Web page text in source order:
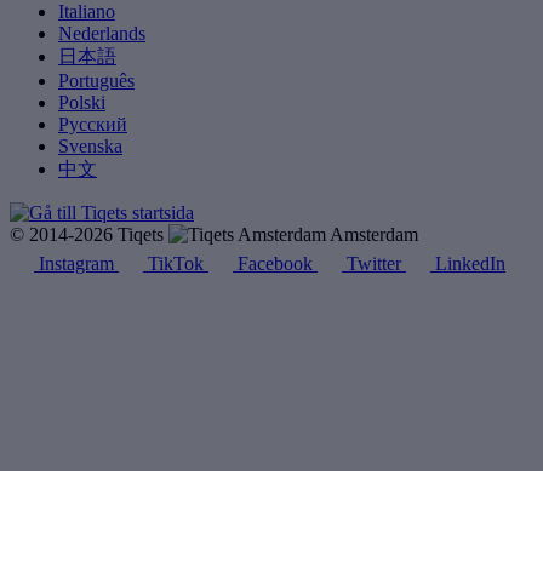
Italiano
Nederlands
日本語
Português
Polski
Русский
Svenska
中文
© 2014-2026 Tiqets
Amsterdam
Instagram
TikTok Facebook Twitter LinkedIn